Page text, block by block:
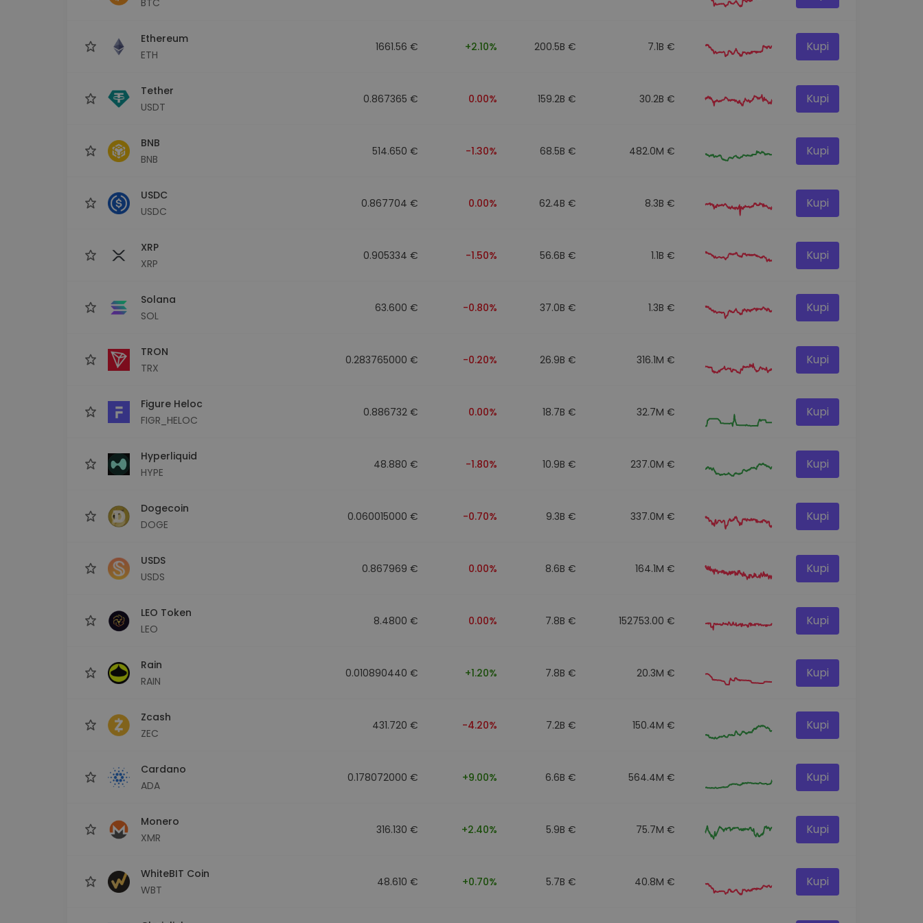
Ethereum
ETH
1661.56 € +2.10% 200.5B € 7.1B € Kupi
Tether
USDT
0.867365 € 0.00% 159.2B € 30.2B € Kupi
BNB
BNB
514.650 € -1.30% 68.5B € 482.0M € Kupi
USDC
USDC
0.867704 € 0.00% 62.4B € 8.3B € Kupi
XRP
XRP
0.905334 € -1.50% 56.6B € 1.1B € Kupi
Solana
SOL
63.600 € -0.80% 37.0B € 1.3B € Kupi
TRON
TRX
0.283765000 € -0.20% 26.9B € 316.1M € Kupi
Figure Heloc
FIGR_HELOC
0.886732 € 0.00% 18.7B € 32.7M € Kupi
Hyperliquid
HYPE
48.880 € -1.80% 10.9B € 237.0M € Kupi
Dogecoin
DOGE
0.060015000 € -0.70% 9.3B € 337.0M € Kupi
USDS
USDS
0.867969 € 0.00% 8.6B € 164.1M € Kupi
LEO Token
LEO
8.4800 € 0.00% 7.8B € 152753.00 € Kupi
Rain
RAIN
0.010890440 € +1.20% 7.8B € 20.3M € Kupi
Zcash
ZEC
431.720 € -4.20% 7.2B € 150.4M € Kupi
Cardano
ADA
0.178072000 € +9.00% 6.6B € 564.4M € Kupi
Monero
XMR
316.130 € +2.40% 5.9B € 75.7M € Kupi
WhiteBIT Coin
WBT
48.610 € +0.70% 5.7B € 40.8M € Kupi